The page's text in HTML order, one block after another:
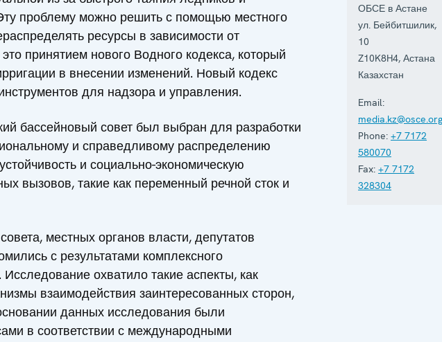
проблему можно решить с помощью местного
ресурсы в зависимости от
принятием нового Водного кодекса, который
в внесении изменений. Новый кодекс
для надзора и управления.
бассейновый совет был выбран для разработки
и справедливому распределению
и социально-экономическую
вызовов, такие как переменный речной сток и
местных органов власти, депутатов
с результатами комплексного
охватило такие аспекты, как
взаимодействия заинтересованных сторон,
данных исследования были
в соответствии с международными
ОБСЕ в Астане
ул. Бейбитшилик,
10
Z10K8H4, Астана
Казахстан
Email:
media.kz@osce.org
Phone: +7 7172
580070
Fax: +7 7172
328304